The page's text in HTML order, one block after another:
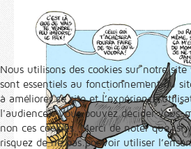
Nous utilisons des cookies sur notre
sont essentiels au fonctionnement du
à améliorer ce site et l’expérience
l'audience). Vous pouvez décider vous-
non ces cookies. Merci de noter que, si
risquez de ne pas pouvoir utiliser